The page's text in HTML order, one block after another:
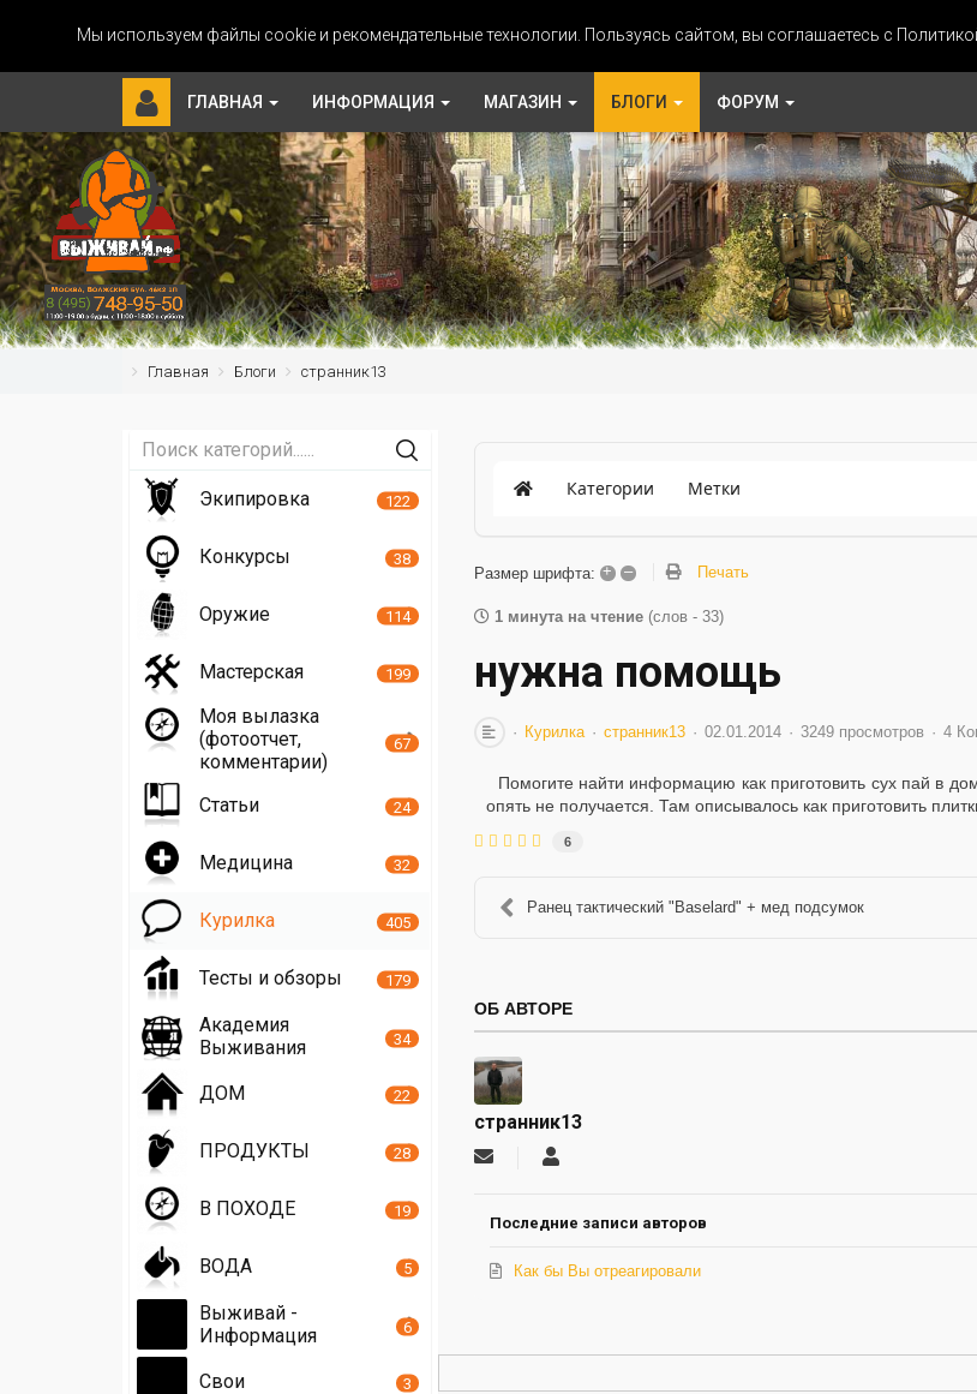
Мы используем файлы cookie и рекомендательные технологии. Пользуясь сайтом, вы соглашаетесь с
ГЛАВНАЯ ИНФОРМАЦИЯ МАГАЗИН БЛОГИ ФОРУМ
Главная Блоги странник13
Категории Метки
Размер шрифта: + – Печать
1 минута на чтение (слов - 33)
нужна помощь
Курилка странник13 02.01.2014 3249 просмотров 4
Помогите найти информацию как приготовить сух пай в
опять не получается. Там описывалось как приготовить
6
Ранец тактический "Baselard" + мед подсумок
ОБ АВТОРЕ
странник13
Подписаться
автора
странник13
Последние записи авторов
Как бы Вы отреагировали
Экипировка 122
Конкурсы 38
Оружие 114
Мастерская 199
Моя вылазка
(фотоотчет,
комментарии)
67
Статьи 24
Медицина 32
Курилка 405
Тесты и обзоры 179
Академия
Выживания
34
ДОМ 22
ПРОДУКТЫ 28
В ПОХОДЕ 19
ВОДА 5
Выживай -
Информация
6
Свои 3